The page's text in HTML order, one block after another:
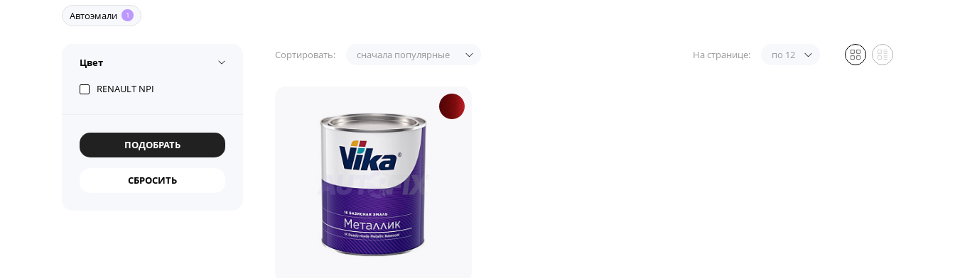
Автоэмали 1
Цвет
RENAULT NPI
Сортировать: сначала популярные На странице: по 12